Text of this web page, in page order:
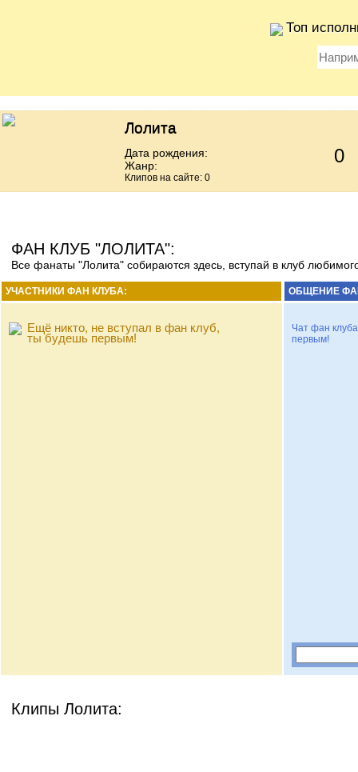
Топ
0
Лолита
Дата рождения:
Жанр:
Клипов на сайте: 0
ФАН КЛУБ "ЛОЛИТА":
Все фанаты "Лолита" собираются здесь, вступай в клуб
УЧАСТНИКИ ФАН КЛУБА: ОБЩЕНИЕ
Ещё никто, не вступал в фан клуб,
ты будешь первым!
Чат фан
первым!
Клипы Лолита: